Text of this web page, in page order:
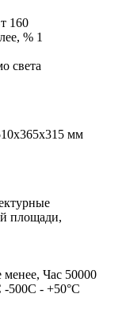
160
% 1
света
мм
площади,
менее, Час 50000
-500C - +50°C